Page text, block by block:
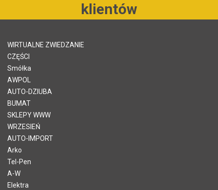
klientów
WIRTUALNE ZWIEDZANIE
CZĘŚCI
Smółka
AWPOL
AUTO-DZIUBA
BUMAT
SKLEPY WWW
WRZESIEŃ
AUTO-IMPORT
Arko
Tel-Pen
A-W
Elektra